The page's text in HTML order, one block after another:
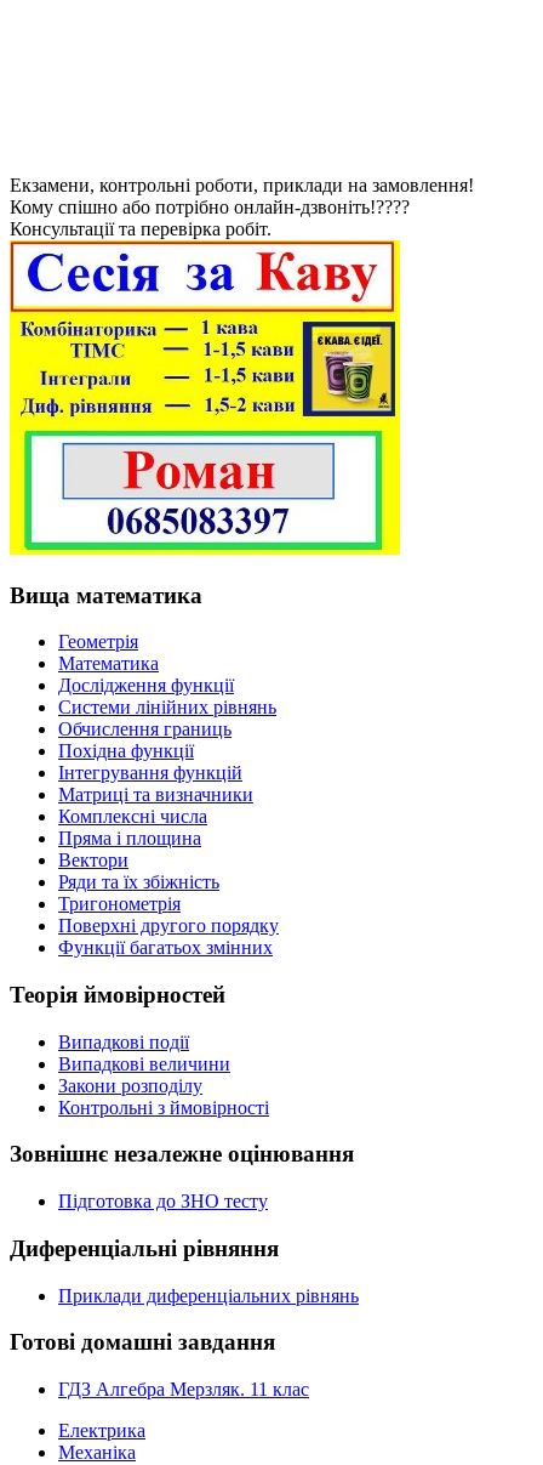
Екзамени, контрольні роботи, приклади на замовлення!
Кому спішно або потрібно онлайн-дзвоніть!????
Консультації та перевірка робіт.
Вища математика
Геометрія
Математика
Дослідження функції
Системи лінійних рівнянь
Обчислення границь
Похідна функції
Інтегрування функцій
Матриці та визначники
Комплексні числа
Пряма і площина
Вектори
Ряди та їх збіжність
Тригонометрія
Поверхні другого порядку
Функції багатьох змінних
Теорія ймовірностей
Випадкові події
Випадкові величини
Закони розподілу
Контрольні з ймовірності
Зовнішнє незалежне оцінювання
Підготовка до ЗНО тесту
Диференціальні рівняння
Приклади диференціальних рівнянь
Готові домашні завдання
ГДЗ Алгебра Мерзляк. 11 клас
Електрика
Механіка